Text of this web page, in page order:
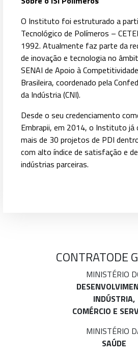
O Instituto foi estruturado a
Tecnológico de Polímeros –
1992. Atualmente faz parte da
de inovação e tecnologia no
SENAI de Apoio à
Brasileira, coordenado pela
da Indústria (CNI).
Desde o seu credenciamento
Embrapii, em 2014, o Instituto já
mais de 30 projetos de PDI
com alto índice de satisfação e
indústrias parceiras.
CONTRATODE
MINISTÉRIO
INDÚSTRIA,
COMÉRCIO E
MINISTÉRIO
SAÚDE